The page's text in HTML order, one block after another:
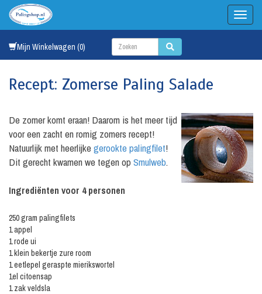
Mijn Winkelwagen (0)
Recept: Zomerse Paling Salade
De zomer komt eraan! Daarom is het meer tijd
voor een zacht en romig zomers recept!
Natuurlijk met heerlijkegerookte palingfilet!
Dit gerecht kwamen we tegen opSmulweb.
Ingrediënten voor 4 personen
250 gram palingfilets
1 appel
1 rode ui
1 klein bekertje zure room
1 eetlepel geraspte mierikswortel
1el citoensap
1 zak veldsla